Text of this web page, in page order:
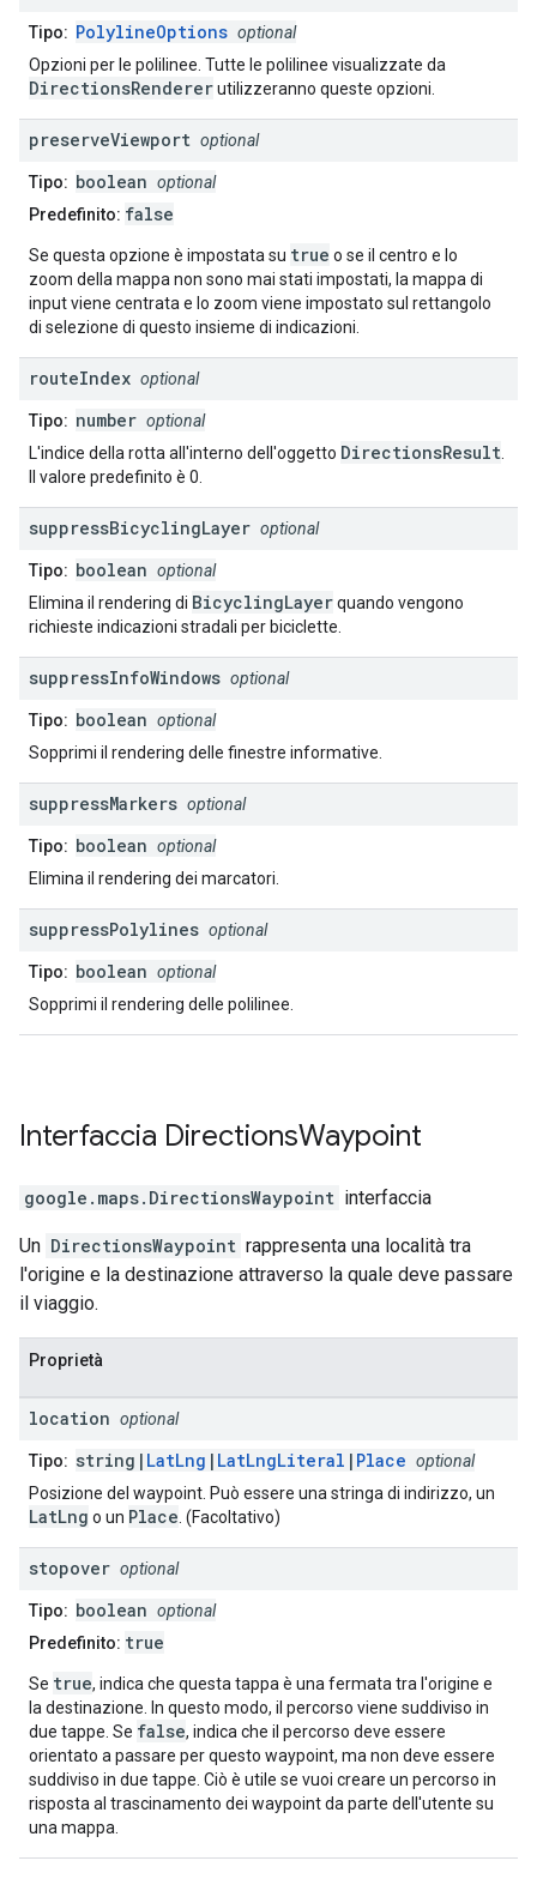
Tipo: PolylineOptions optional
Opzioni per le polilinee. Tutte le polilinee visualizzate da
DirectionsRendererutilizzeranno queste opzioni.
preserveViewport optional
Tipo: boolean optional
Predefinito: false
Se questa opzione è impostata su true o se il centro e lo
zoom della mappa non sono mai stati impostati, la mappa di
input viene centrata e lo zoom viene impostato sul rettangolo
di selezione di questo insieme di indicazioni.
routeIndex optional
Tipo: number optional
L'indice della rotta all'interno dell'oggetto DirectionsResult.
Il valore predefinito è 0.
suppressBicyclingLayer optional
Tipo: boolean optional
Elimina il rendering di BicyclingLayerquando vengono
richieste indicazioni stradali per biciclette.
suppressInfoWindows optional
Tipo: boolean optional
Sopprimi il rendering delle finestre informative.
suppressMarkers optional
Tipo: boolean optional
Elimina il rendering dei marcatori.
suppressPolylines optional
Tipo: boolean optional
Sopprimi il rendering delle polilinee.
Interfaccia DirectionsWaypoint
google.maps. DirectionsWaypoint interfaccia
Un DirectionsWaypoint rappresenta una località tra
l'origine e la destinazione attraverso la quale deve passare
il viaggio.
Proprietà
location optional
Tipo: string| LatLng | LatLngLiteral | Place optional
Posizione del waypoint. Può essere una stringa di indirizzo, un
LatLng o un Place. (Facoltativo)
stopover optional
Tipo: boolean optional
Predefinito: true
Se true, indica che questa tappa è una fermata tra l'origine e
la destinazione. In questo modo, il percorso viene suddiviso in
due tappe. Se false, indica che il percorso deve essere
orientato a passare per questo waypoint, ma non deve essere
suddiviso in due tappe. Ciò è utile se vuoi creare un percorso in
risposta al trascinamento dei waypoint da parte dell'utente su
una mappa.